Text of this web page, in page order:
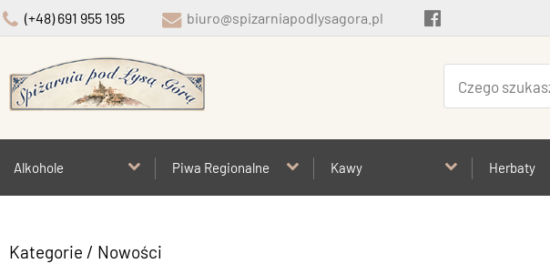
(+48) 691 955 195 biuro@spizarniapodlysagora.pl
Alkohole Piwa Regionalne Kawy Herbaty
Kategorie / Nowości